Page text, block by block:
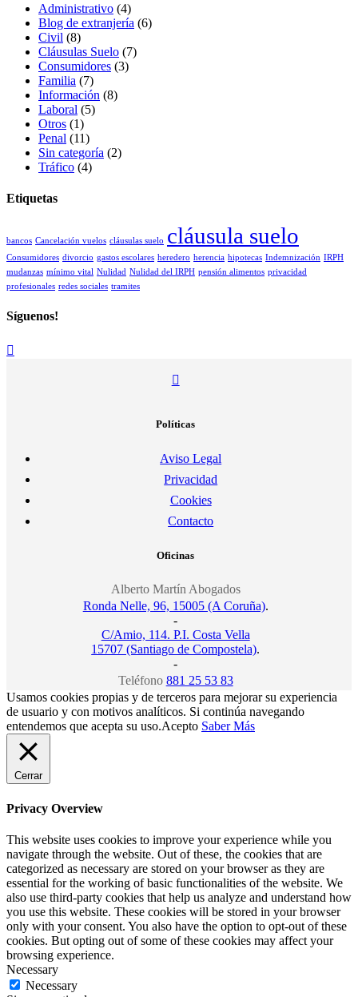
Administrativo (4)
Blog de extranjería (6)
Civil (8)
Cláusulas Suelo (7)
Consumidores (3)
Familia (7)
Información (8)
Laboral (5)
Otros (1)
Penal (11)
Sin categoría (2)
Tráfico (4)
Etiquetas
bancos Cancelación vuelos cláusulas suelo cláusula suelo
Consumidores divorcio gastos escolares heredero herencia hipotecas Indemnización IRPH
mudanzas mínimo vital Nulidad Nulidad del IRPH pensión alimentos privacidad
profesionales redes sociales tramites
Síguenos!
Políticas
Aviso Legal
Privacidad
Cookies
Contacto
Oficinas
Alberto Martín Abogados
Ronda Nelle, 96, 15005 (A Coruña).
-
C/Amio, 114. P.I. Costa Vella
15707 (Santiago de Compostela).
-
Teléfono 881 25 53 83
Usamos cookies propias y de terceros para mejorar su experiencia
de usuario y con motivos analíticos. Si continúa navegando
entendemos que acepta su uso.Acepto Saber Más
Cerrar
Privacy Overview
This website uses cookies to improve your experience while you
navigate through the website. Out of these, the cookies that are
categorized as necessary are stored on your browser as they are
essential for the working of basic functionalities of the website. We
also use third-party cookies that help us analyze and understand how
you use this website. These cookies will be stored in your browser
only with your consent. You also have the option to opt-out of these
cookies. But opting out of some of these cookies may affect your
browsing experience.
Necessary
Necessary